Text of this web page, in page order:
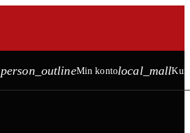
person_outlineMin kontolocal_mall